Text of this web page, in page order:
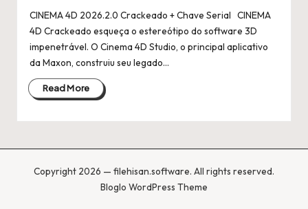
CINEMA 4D 2026.2.0 Crackeado + Chave Serial CINEMA
4D Crackeado esqueça o estereótipo do software 3D
impenetrável. O Cinema 4D Studio, o principal aplicativo
da Maxon, construiu seu legado…
Read More
Copyright 2026 — filehisan.software. All rights reserved.
Bloglo WordPress Theme